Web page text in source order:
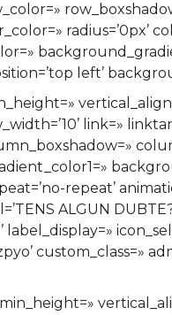
radius=’0px’
left’
link=»
repeat’
ALGUN
label_display=»
custom_class=»